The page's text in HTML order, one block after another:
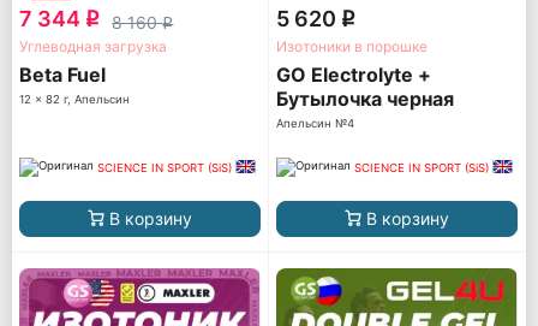
7 344 q 8 160q
Углеводная загрузка
Beta Fuel
12 x 82 г, Апельсин
SCIENCE IN SPORT (SiS)
В корзину
5 620 q
Изотоники в порошке
GO Electrolyte +
Бутылочка черная
Апельсин №4
SCIENCE IN SPORT (SiS)
В корзину